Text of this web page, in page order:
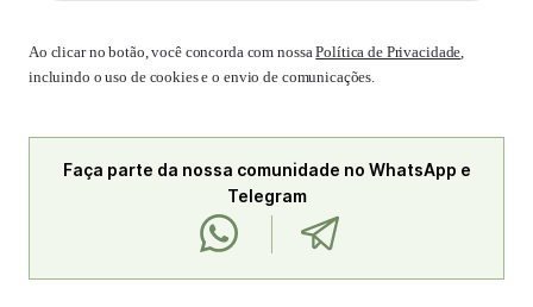
Ao clicar no botão, você concorda com nossaPolítica de Privacidade,
incluindo o uso de cookies e o envio de comunicações.
Faça parte da nossa comunidade no WhatsApp e
Telegram